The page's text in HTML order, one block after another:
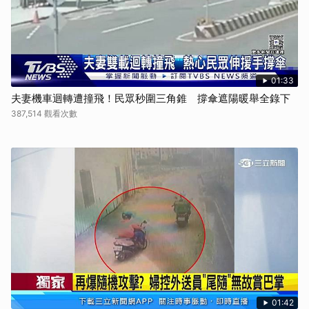
01:33
夫妻機車迴轉遭撞飛！民眾秒圍三角錐 撐傘遮陽暖舉全錄下
387,514 觀看次數
01:42